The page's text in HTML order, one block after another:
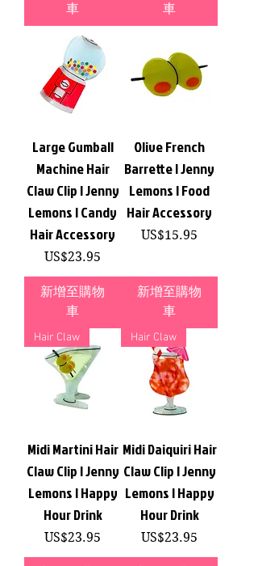
車
車
Large Gumball
Machine Hair
Claw Clip | Jenny
Lemons | Candy
Hair Accessory
價格
US$23.95
新增至購物
車
Olive French
Barrette | Jenny
Lemons | Food
Hair Accessory
價格
US$15.95
新增至購物
車
Hair Claw
Midi Martini Hair
Claw Clip | Jenny
Lemons | Happy
Hour Drink
價格
US$23.95
Hair Claw
Midi Daiquiri Hair
Claw Clip | Jenny
Lemons | Happy
Hour Drink
價格
US$23.95